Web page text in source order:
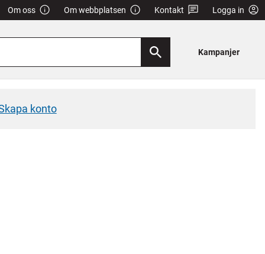
Om oss Om webbplatsen Kontakt Logga in
Kampanjer
konto